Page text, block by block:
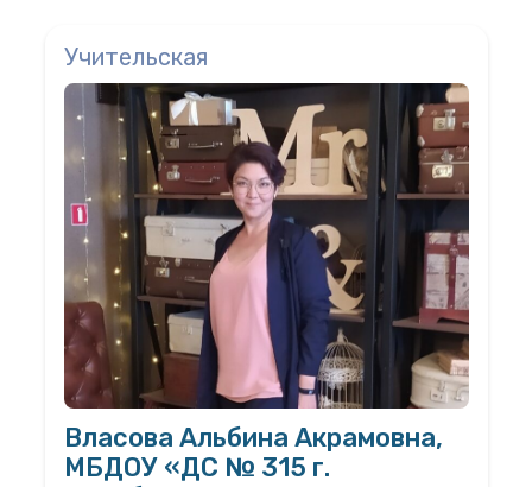
Учительская
Власова Альбина Акрамовна,
МБДОУ «ДС № 315 г.